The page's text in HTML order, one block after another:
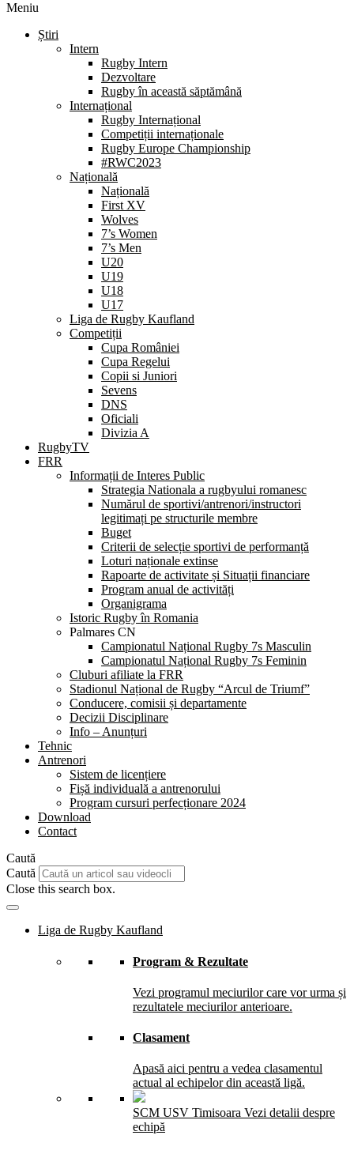
Meniu
Știri
Intern
Rugby Intern
Dezvoltare
Rugby în această săptămână
Internațional
Rugby Internațional
Competiții internaționale
Rugby Europe Championship
#RWC2023
Națională
Națională
First XV
Wolves
7’s Women
7’s Men
U20
U19
U18
U17
Liga de Rugby Kaufland
Competiții
Cupa României
Cupa Regelui
Copii si Juniori
Sevens
DNS
Oficiali
Divizia A
RugbyTV
FRR
Informații de Interes Public
Strategia Nationala a rugbyului romanesc
Numărul de sportivi/antrenori/instructori
legitimați pe structurile membre
Buget
Criterii de selecție sportivi de performanță
Loturi naționale extinse
Rapoarte de activitate și Situații financiare
Program anual de activități
Organigrama
Istoric Rugby în Romania
Palmares CN
Campionatul Național Rugby 7s Masculin
Campionatul Național Rugby 7s Feminin
Cluburi afiliate la FRR
Stadionul Național de Rugby “Arcul de Triumf”
Conducere, comisii și departamente
Decizii Disciplinare
Info – Anunțuri
Tehnic
Antrenori
Sistem de licențiere
Fișă individuală a antrenorului
Program cursuri perfecționare 2024
Download
Contact
Caută
Caută
Close this search box.
Liga de Rugby Kaufland
Program & Rezultate
Vezi programul meciurilor care vor urma și
rezultatele meciurilor anterioare.
Clasament
Apasă aici pentru a vedea clasamentul
actual al echipelor din această ligă.
SCM USV Timisoara Vezi detalii despre
echipă